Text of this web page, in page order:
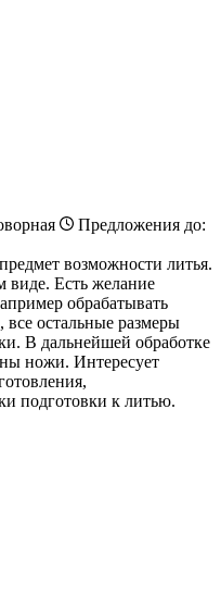
Предложения до:
возможности литья.
виде. Есть желание
обрабатывать
все остальные размеры
В дальнейшей обработке
ножи. Интересует
подготовки к литью.